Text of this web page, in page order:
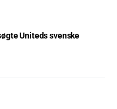
Uniteds svenske